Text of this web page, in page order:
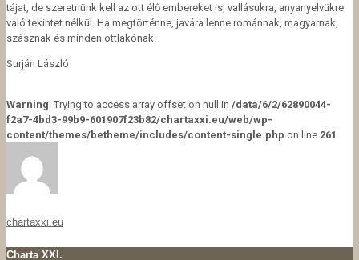
tájat, de szeretnünk kell az ott élő embereket is, vallásukra, anyanyelvükre
való tekintet nélkül. Ha megtörténne, javára lenne románnak, magyarnak,
szásznak és minden ottlakónak.
Surján László
Warning: Trying to access array offset on null in /data/6/2/62890044-
f2a7-4bd3-99b9-601907f23b82/chartaxxi.eu/web/wp-
content/themes/betheme/includes/content-single.php on line 261
chartaxxi.eu
Charta XXI.